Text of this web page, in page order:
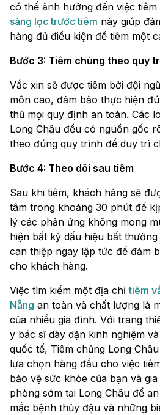
có thể ảnh hưởng đến việc tiêm
sàng lọc trước tiêm này giúp
hàng đủ điều kiện để tiêm một
Bước 3: Tiêm chủng theo quy
Vắc xin sẽ được tiêm bởi đội
môn cao, đảm bảo thực hiện
thủ mọi quy định an toàn. Các
Long Châu đều có nguồn gốc
theo đúng quy trình để duy trì
Bước 4: Theo dõi sau tiêm
Sau khi tiêm, khách hàng sẽ
tâm trong khoảng 30 phút để
lý các phản ứng không mong
hiện bất kỳ dấu hiệu bất
can thiệp ngay lập tức để đảm
cho khách hàng.
Việc tìm kiếm một địa chỉtiêm
Nẵng an toàn và chất lượng là
của nhiều gia đình. Với trang
y bác sĩ dày dặn kinh nghiệm
quốc tế, Tiêm chủng Long
lựa chọn hàng đầu cho việc
bảo vệ sức khỏe của bạn và
phòng sớm tại Long Châu để
mắc bệnh thủy đậu và những